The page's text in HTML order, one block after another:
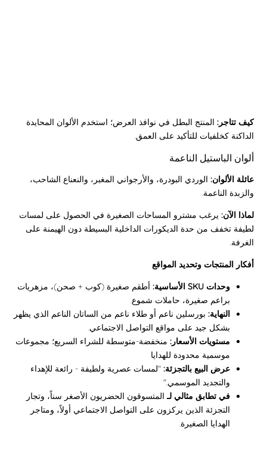
كيف تتاجر: المنتج البطل في نوافذ العرض؛ استخدم الألوان المحايدة
الداكنة كخلفيات للتأكيد على العمق.
ألوان الباستيل الناعمة
عائلة الألوان: الوردي البودرة، والأرجواني المغبر، والنعناع الشاحب،
والزبدة الناعمة.
لماذا الآن: يرغب مشترو المساحات الصغيرة في الحصول على لمسات
لطيفة تخفف من حدة الديكورات الداخلية البسيطة دون الهيمنة على
الغرفة.
أفكار المنتجات وتحديد المواقع
وحدات SKU الأساسية:
أطقم صغيرة (كوب + صحن)، مزهريات
براعم صغيرة، حاملات شموع.
النهاية: بورسلين ناعم أو طلاء ناعم من الساتان الناعم الذي يظهر
بشكل جيد على مواقع التواصل الاجتماعي.
مستويات الأسعار: منخفضة-متوسطة للشراء السريع؛ مجموعات
موسمية محدودة للهدايا
عرض البيع بالتجزئة: "لمسات عصرية ولطيفة - رائعة للإهداء
والتجديد الموسمي."
في تطابق مثالي لـالمتسوقون الحضريون الأصغر سناً، وتجار
التجزئة الذين يركزون على التواصل الاجتماعي أولاً، ومتاجر
الهدايا الصغيرة.